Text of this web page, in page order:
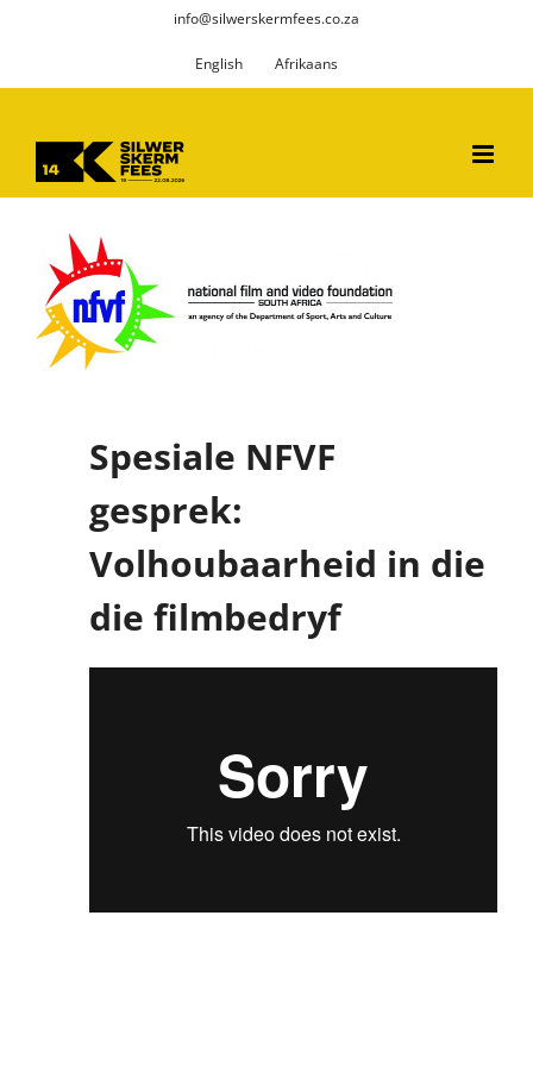
info@silwerskermfees.co.za
English Afrikaans
Spesiale NFVF
gesprek:
Volhoubaarheid in die
die filmbedryf